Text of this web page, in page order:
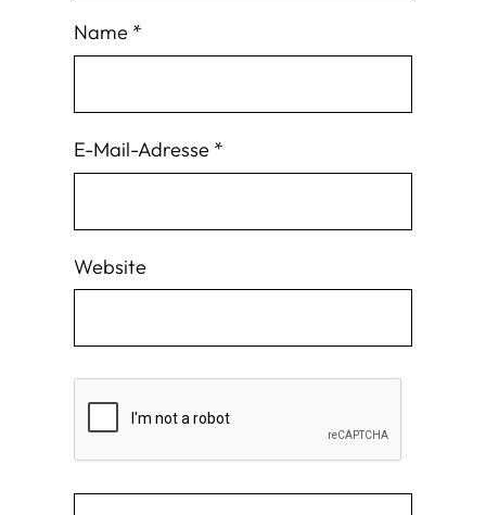
Name *
E-Mail-Adresse *
Website